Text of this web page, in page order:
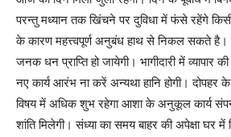
परन्तु मध्यान तक खिंचने पर दुविधा में फंसे रहेंगे
के कारण महत्त्वपूर्ण अनुबंध हाथ से निकल सकते है।
जनक धन प्राप्ति हो जायेगी। भागीदारी में
नए कार्य आरंभ ना करें अन्यथा हानि होगी।
विषय में अधिक शुभ रहेगा आशा के अनुकूल कार्य
शांति मिलेगी। संध्या का समय बाहर की अपेक्षा घर